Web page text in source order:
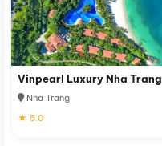
Vinpearl Luxury Nha Trang
Nha Trang
★ 5.0